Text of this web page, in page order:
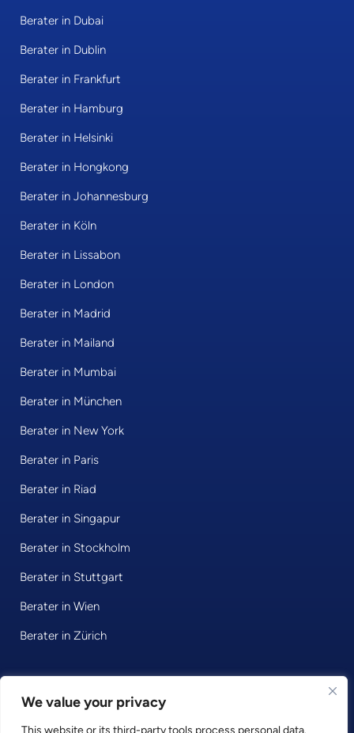
We value your privacy
This website or its third-party tools process personal data.
Berater in Dubai
Berater in Dublin
Berater in Frankfurt
Berater in Hamburg
Berater in Helsinki
Berater in Hongkong
Berater in Johannesburg
Berater in Köln
Berater in Lissabon
Berater in London
Berater in Madrid
Berater in Mailand
Berater in Mumbai
Berater in München
Berater in New York
Berater in Paris
Berater in Riad
Berater in Singapur
Berater in Stockholm
Berater in Stuttgart
Berater in Wien
Berater in Zürich
© 2026 • Consultport GmbH